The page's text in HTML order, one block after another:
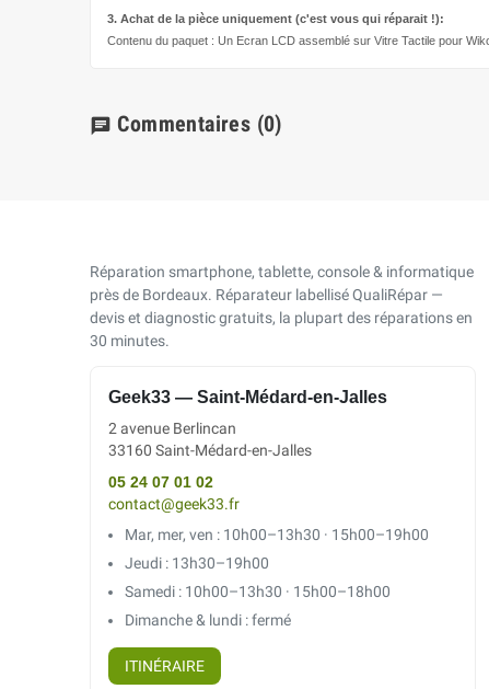
3. Achat de la pièce uniquement (c'est vous qui réparait !):
Contenu du paquet : Un Ecran LCD assemblé sur Vitre Tactile pour
chat Commentaires (0)
Réparation smartphone, tablette, console & informatique
près de Bordeaux. Réparateur labellisé QualiRépar —
devis et diagnostic gratuits, la plupart des réparations en
30 minutes.
Geek33 — Saint-Médard-en-Jalles
2 avenue Berlincan
33160 Saint-Médard-en-Jalles
05 24 07 01 02
contact@geek33.fr
Mar, mer, ven : 10h00–13h30 · 15h00–19h00
Jeudi : 13h30–19h00
Samedi : 10h00–13h30 · 15h00–18h00
Dimanche & lundi : fermé
ITINÉRAIRE